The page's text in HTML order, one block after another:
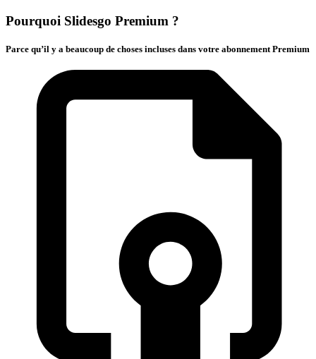
Pourquoi Slidesgo Premium ?
Parce qu’il y a beaucoup de choses incluses dans votre abonnement Premium